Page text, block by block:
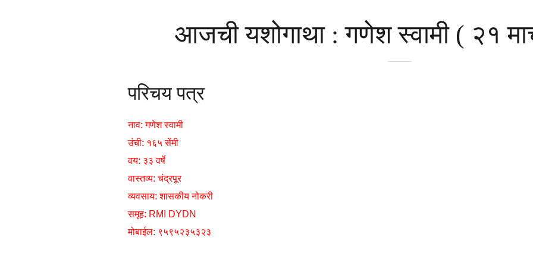
आजची यशोगाथा : गणेश स्वामी ( २१
परिचय पत्र
नाव: गणेश स्वामी
उंची: १६५ सेंमी
वय: ३३ वर्षे
वास्तव्य: चंद्रपूर
व्यवसाय: शासकीय नोकरी
समूह: RMI DYDN
मोबाईल: ९५९५२३५३२३